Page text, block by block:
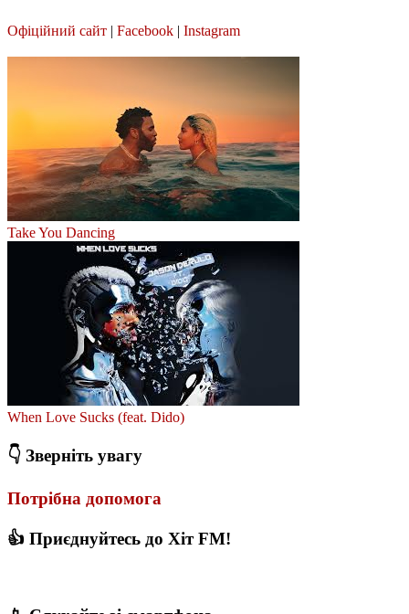
Офіційний сайт | Facebook | Instagram
Take You Dancing
When Love Sucks (feat. Dido)
👇 Зверніть увагу
Потрібна допомога
👍 Приєднуйтесь до Хіт FM!